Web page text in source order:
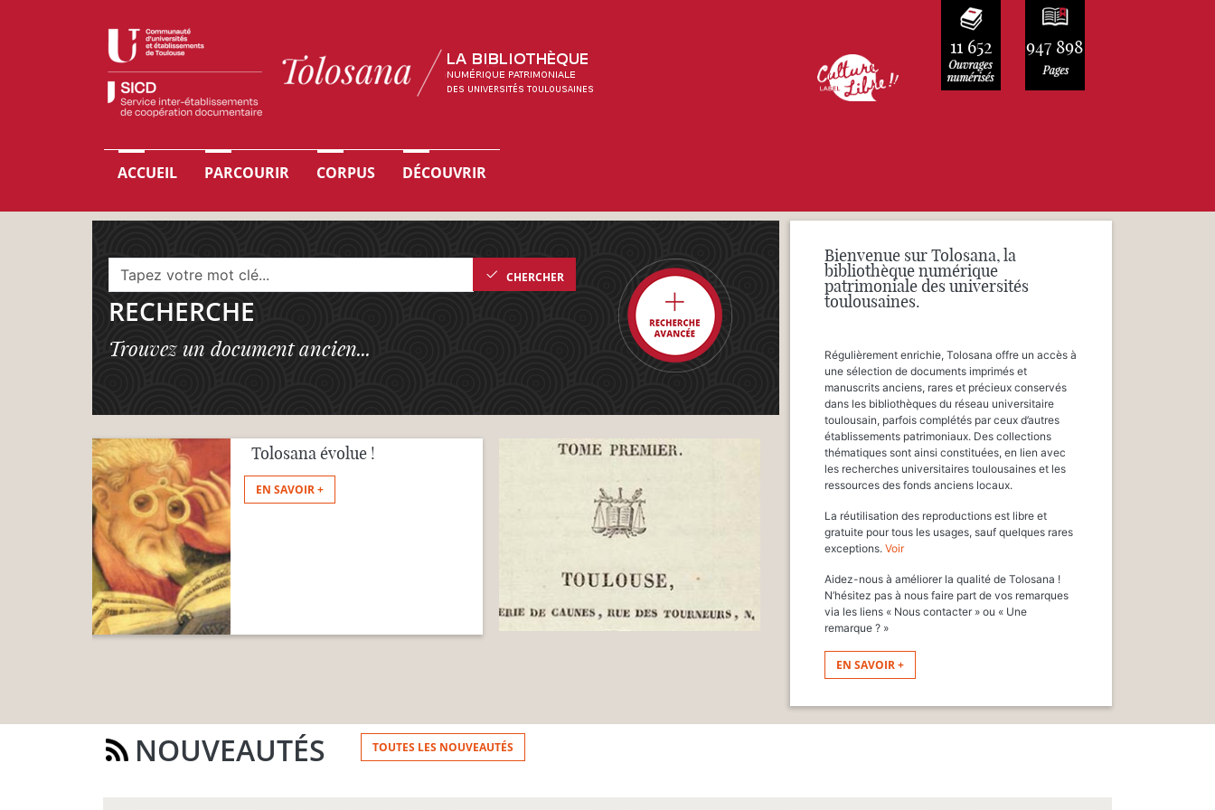
11 652 947 898
Navigation principale
ACCUEIL PARCOURIR CORPUS DÉCOUVRIR
CHERCHER
RECHERCHE
Trouvez un document ancien...
Tolosana évolue !
EN SAVOIR +
Bienvenue sur Tolosana, la
bibliothèque numérique
patrimoniale des universités
toulousaines.
Régulièrement enrichie, Tolosana offre un accès à
une sélection de documents imprimés et
manuscrits anciens, rares et précieux conservés
dans les bibliothèques du réseau universitaire
toulousain, parfois complétés par ceux d’autres
établissements patrimoniaux. Des collections
thématiques sont ainsi constituées, en lien avec
les recherches universitaires toulousaines et les
ressources des fonds anciens locaux.
La réutilisation des reproductions est libre et
gratuite pour tous les usages, sauf quelques rares
exceptions. Voir
Aidez-nous à améliorer la qualité de Tolosana !
N’hésitez pas à nous faire part de vos remarques
via les liens « Nous contacter » ou « Une
remarque ? »
EN SAVOIR +
NOUVEAUTÉS TOUTES LES NOUVEAUTÉS